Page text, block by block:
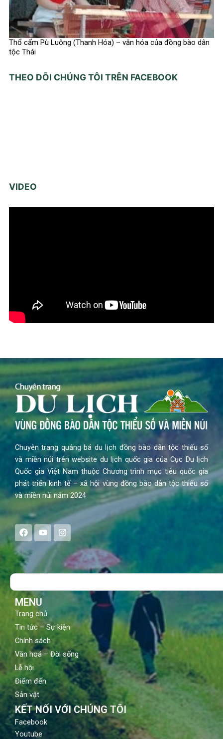
Thổ cẩm Pù Luông (Thanh Hóa) – văn hóa của đồng bào dân
tộc Thái
THEO DÕI CHÚNG TÔI TRÊN FACEBOOK
VIDEO
Chuyên trang quảng bá du lịch đồng bào dân tộc thiểu số
và miền núi trên website du lịch quốc gia của Cục Du lịch
Quốc gia Việt Nam thuộc Chương trình mục tiêu quốc gia
phát triển kinh tế – xã hội vùng đồng bào dân tộc thiểu số
và miền núi năm 2024
F
a
c
e
b
o
Y
o
u
t
u
b
I
n
s
a
g
Search
MENU
Trang chủ
Tin tức – Sự kiện
Chính sách
Văn hoá – Đời sống
Lễ hội
Điểm đến
Sản vật
KẾT NỐI VỚI CHÚNG TÔI
Facebook
Youtube